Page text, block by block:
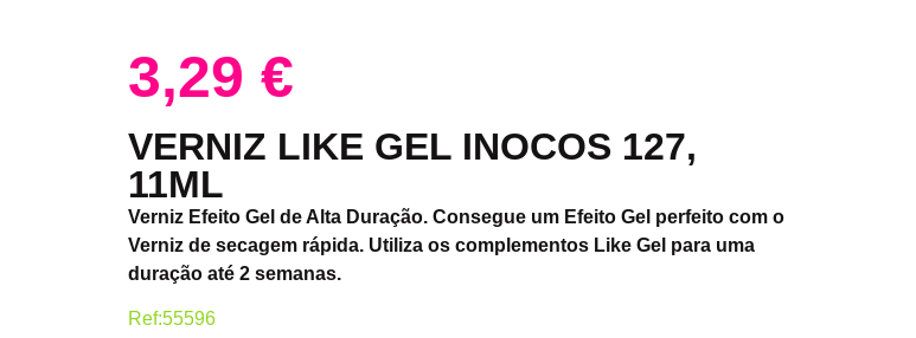
3,29 €
VERNIZ LIKE GEL INOCOS 127,
11ML
Verniz Efeito Gel de Alta Duração. Consegue um Efeito Gel perfeito com o
Verniz de secagem rápida. Utiliza os complementos Like Gel para uma
duração até 2 semanas.
Ref:55596